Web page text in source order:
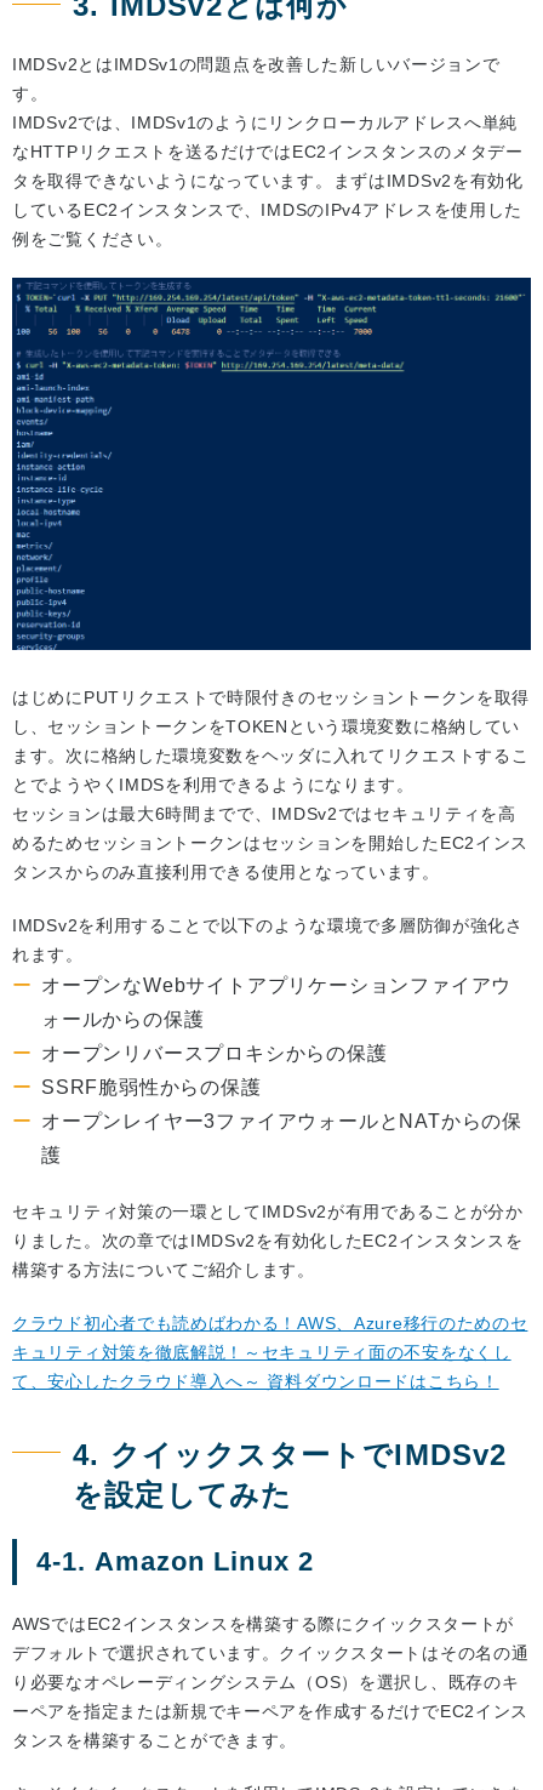
IMDSv2とはIMDSv1の問題点を改善した新しいバージョンで
す。
IMDSv2では、IMDSv1のようにリンクローカルアドレスへ単純
なHTTPリクエストを送るだけではEC2インスタンスのメタデー
タを取得できないようになっています。まずはIMDSv2を有効化
しているEC2インスタンスで、IMDSのIPv4アドレスを使用した
例をご覧ください。
はじめにPUTリクエストで時限付きのセッショントークンを取得
し、セッショントークンをTOKENという環境変数に格納してい
ます。次に格納した環境変数をヘッダに入れてリクエストするこ
とでようやくIMDSを利用できるようになります。
セッションは最大6時間までで、IMDSv2ではセキュリティを高
めるためセッショントークンはセッションを開始したEC2インス
タンスからのみ直接利用できる使用となっています。
IMDSv2を利用することで以下のような環境で多層防御が強化さ
れます。
オープンなWebサイトアプリケーションファイアウ
ォールからの保護
オープンリバースプロキシからの保護
SSRF脆弱性からの保護
オープンレイヤー3ファイアウォールとNATからの保
護
セキュリティ対策の一環としてIMDSv2が有用であることが分か
りました。次の章ではIMDSv2を有効化したEC2インスタンスを
構築する方法についてご紹介します。
クラウド初心者でも読めばわかる！AWS、Azure移行のためのセ
キュリティ対策を徹底解説！～セキュリティ面の不安をなくし
て、安心したクラウド導入へ～ 資料ダウンロードはこちら！
4. クイックスタートでIMDSv2
を設定してみた
4-1. Amazon Linux 2
AWSではEC2インスタンスを構築する際にクイックスタートが
デフォルトで選択されています。クイックスタートはその名の通
り必要なオペレーディングシステム（OS）を選択し、既存のキ
ーペアを指定または新規でキーペアを作成するだけでEC2インス
タンスを構築することができます。